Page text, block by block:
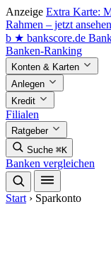
Anzeige Extra Karte:
Rahmen – jetzt
b ★ bankscore.de
Banken-Ranking
Konten & Karten
Anlegen
Kredit
Filialen
Ratgeber
Suche ⌘K
Banken vergleichen
Start › Sparkonto